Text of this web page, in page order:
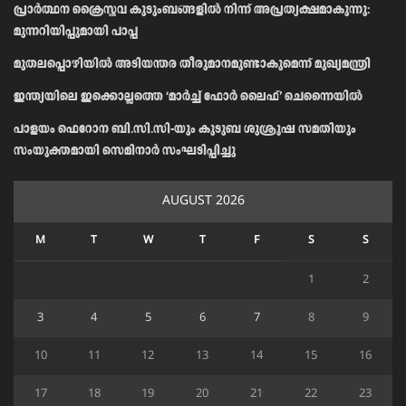
പ്രാര്‍ത്ഥന ക്രൈസ്തവ കുടുംബങ്ങളില്‍ നിന്ന് അപ്രത്യക്ഷമാകുന്നു:
മുന്നറിയിപ്പുമായി പാപ്പ
മുതലപ്പൊഴിയിൽ അടിയന്തര തീരുമാനമുണ്ടാകുമെന്ന് മുഖ്യമന്ത്രി
ഇന്ത്യയിലെ ഇക്കൊല്ലത്തെ ‘മാർച്ച് ഫോർ ലൈഫ്’ ചെന്നൈയിൽ
പാളയം ഫെറോന ബി.സി.സി-യും കുടുബ ശുശ്രൂഷ സമതിയും
സംയുക്തമായി സെമിനാർ സംഘടിപ്പിച്ചു
AUGUST 2026
M T W T F S S
1 2
3 4 5 6 7 8 9
10 11 12 13 14 15 16
17 18 19 20 21 22 23